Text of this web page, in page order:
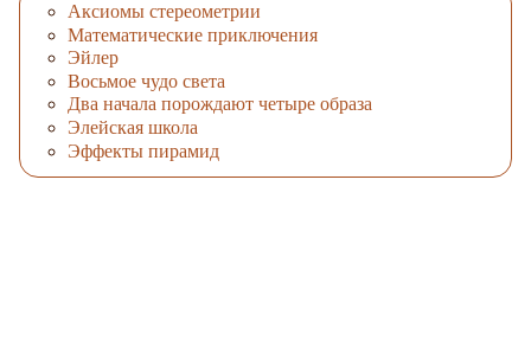
Аксиомы стереометрии
Математические приключения
Эйлер
Восьмое чудо света
Два начала порождают четыре образа
Элейская школа
Эффекты пирамид